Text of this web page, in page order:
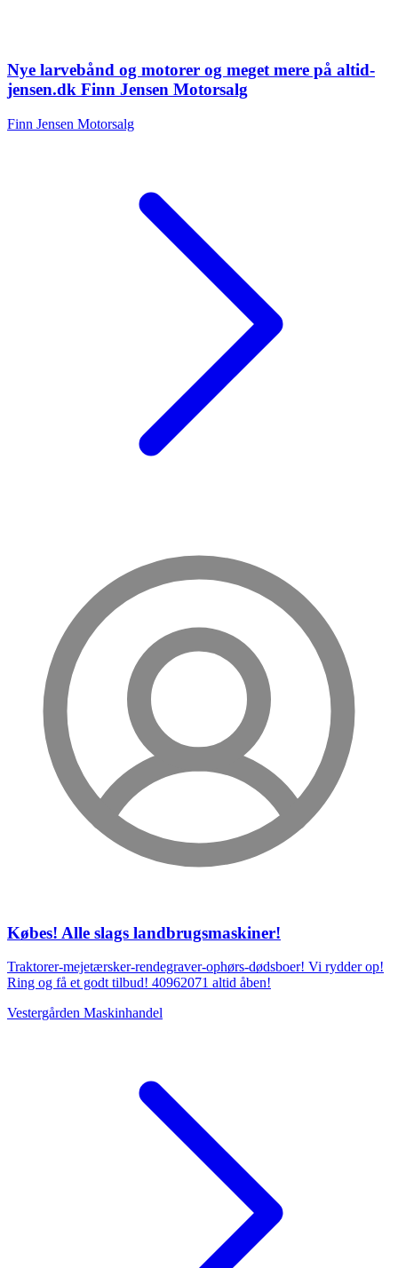
Nye larvebånd og motorer og meget mere på altid-
jensen.dk Finn Jensen Motorsalg
Finn Jensen Motorsalg
Købes! Alle slags landbrugsmaskiner!
Traktorer-mejetærsker-rendegraver-ophørs-dødsboer! Vi rydder op!
Ring og få et godt tilbud! 40962071 altid åben!
Vestergården Maskinhandel